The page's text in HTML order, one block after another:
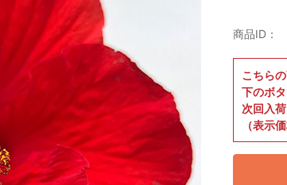
商品ID：
こちら
下のボ
次回入
（表示